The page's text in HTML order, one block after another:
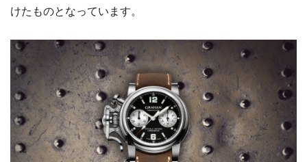
けたものとなっています。